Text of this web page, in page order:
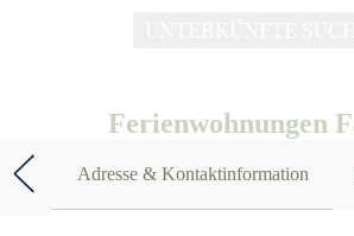
Ferienwohnungen
Adresse & Kontaktinformation